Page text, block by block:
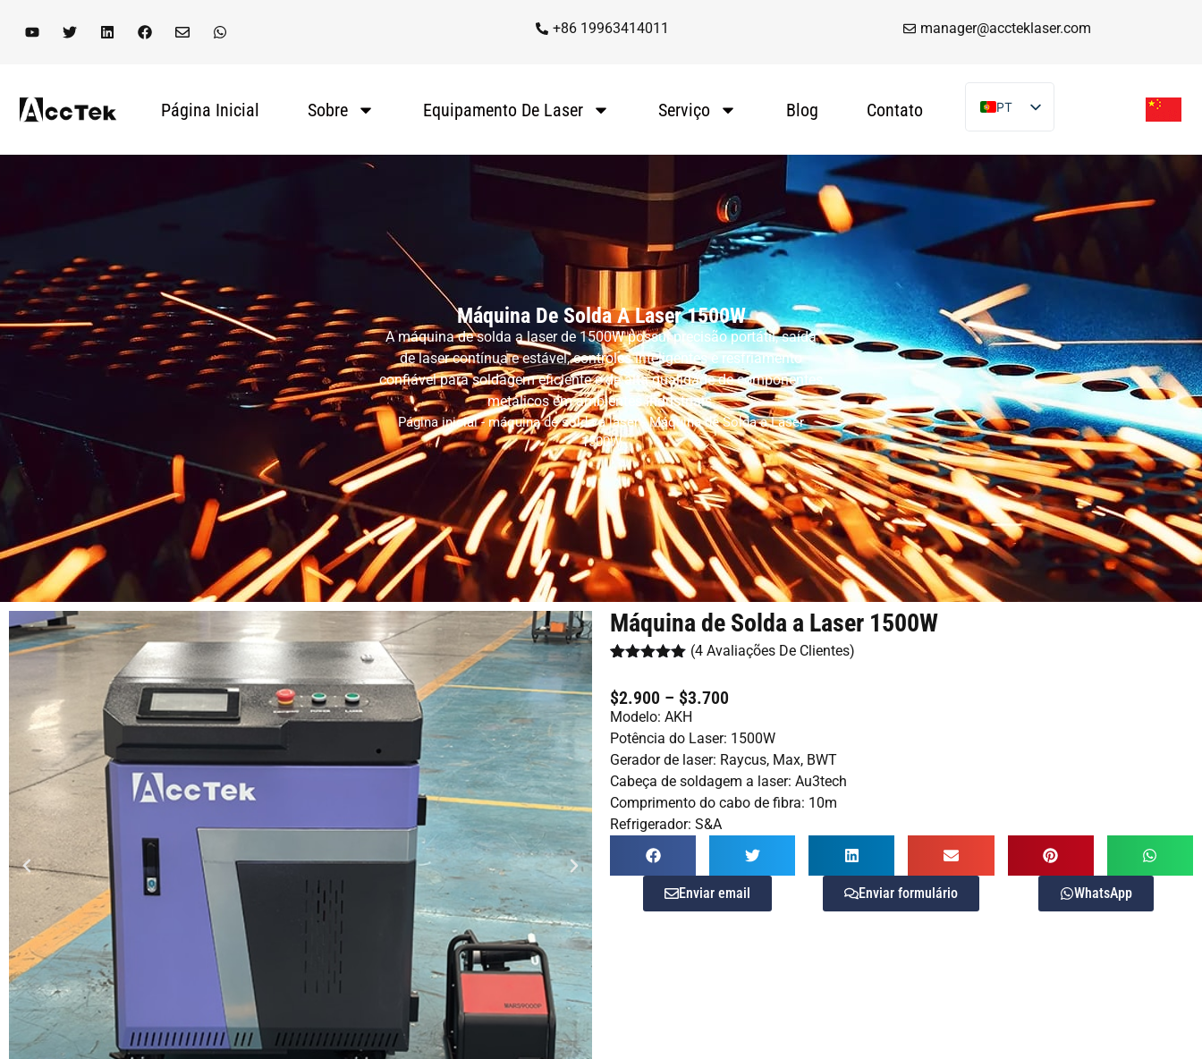
+86 19963414011 manager@accteklaser.com
Página Inicial Sobre Equipamento De Laser Serviço Blog Contato
PT
EN
FR
IT
AR
TR
VI
RU
JA
KO
HU
CS
TH
PL
Máquina De Solda A Laser 1500W
A máquina de solda a laser de 1500W possui precisão portátil, saída
de laser contínua e estável, controles inteligentes e resfriamento
confiável para soldagem eficiente e de alta qualidade de componentes
metálicos em ambientes industriais.
Página inicial-máquina de solda a laser-Máquina de Solda a Laser
1500W
Máquina de Solda a Laser 1500W
em 5 com
base em
classificações
de clientes
(4 Avaliações De Clientes)
$2.900 – $3.700
Modelo: AKH
Potência do Laser: 1500W
Gerador de laser: Raycus, Max, BWT
Cabeça de soldagem a laser: Au3tech
Comprimento do cabo de fibra: 10m
Refrigerador: S&A
Enviar email Enviar formulário WhatsApp